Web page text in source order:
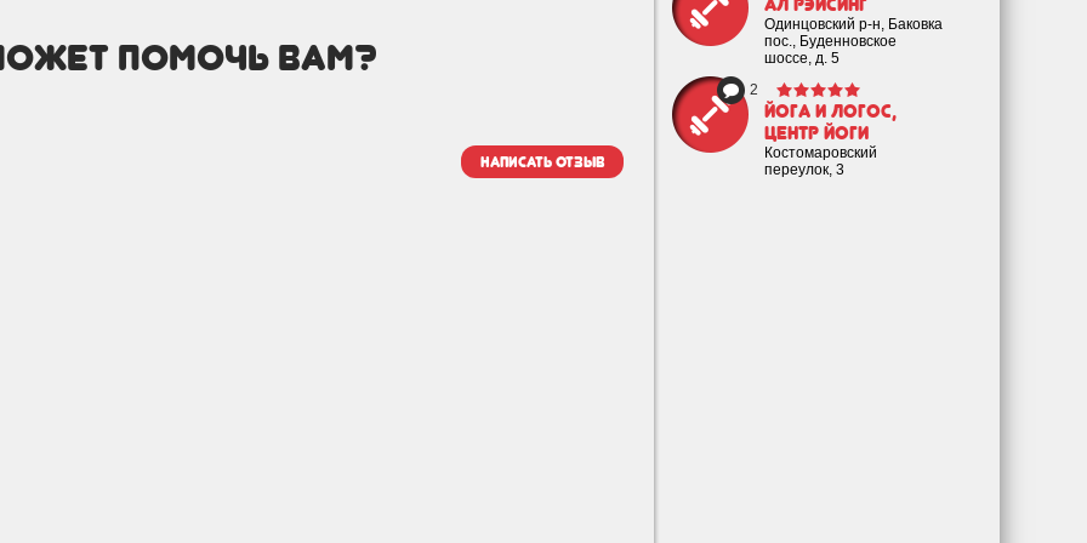
Ал рэйсинг
Одинцовский р-н, Баковка
пос., Буденновское
шоссе, д. 5
2
Йога и логос,
центр йоги
Костомаровский
переулок, 3
помочь вам?
написать отзыв